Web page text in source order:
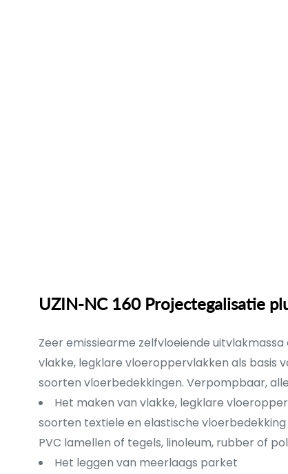
UZIN-NC 160 Projectegalisatie
Zeer emissiearme zelfvloeiende
vlakke, legklare vloeroppervlakken als basis
soorten vloerbedekkingen. Verpompbaar,
Het maken van vlakke, legklare
soorten textiele en elastische vloerbedekking
PVC lamellen of tegels, linoleum, rubber of
Het leggen van meerlaags parket